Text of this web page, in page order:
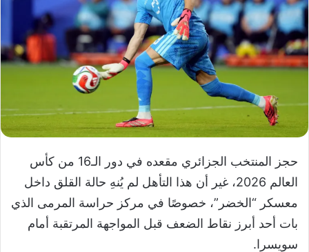
حجز المنتخب الجزائري مقعده في دور الـ16 من كأس
العالم 2026، غير أن هذا التأهل لم يُنهِ حالة القلق داخل
معسكر “الخضر”، خصوصًا في مركز حراسة المرمى الذي
بات أحد أبرز نقاط الضعف قبل المواجهة المرتقبة أمام
سويسرا.